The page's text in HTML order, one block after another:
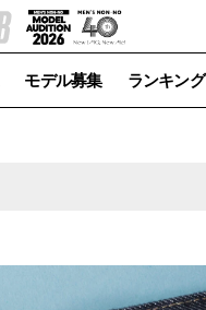
モデル募集 ランキング